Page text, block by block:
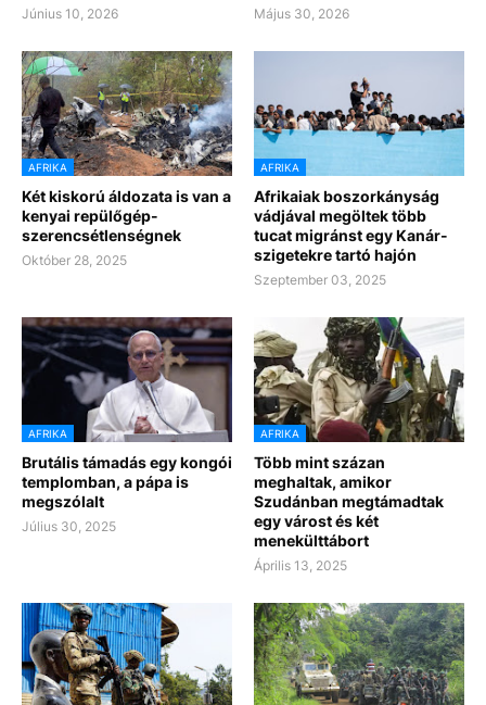
Június 10, 2026 Május 30, 2026
AFRIKA
Két kiskorú áldozata is van a
kenyai repülőgép-
szerencsétlenségnek
Október 28, 2025
AFRIKA
Afrikaiak boszorkányság
vádjával megöltek több
tucat migránst egy Kanár-
szigetekre tartó hajón
Szeptember 03, 2025
AFRIKA
Brutális támadás egy kongói
templomban, a pápa is
megszólalt
Július 30, 2025
AFRIKA
Több mint százan
meghaltak, amikor
Szudánban megtámadtak
egy várost és két
menekülttábort
Április 13, 2025